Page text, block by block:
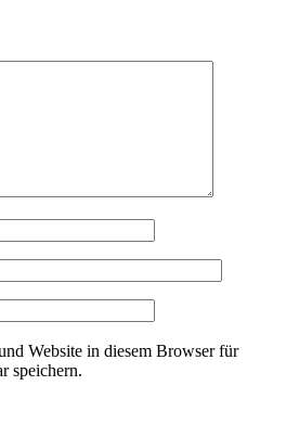
Website in diesem Browser für
speichern.